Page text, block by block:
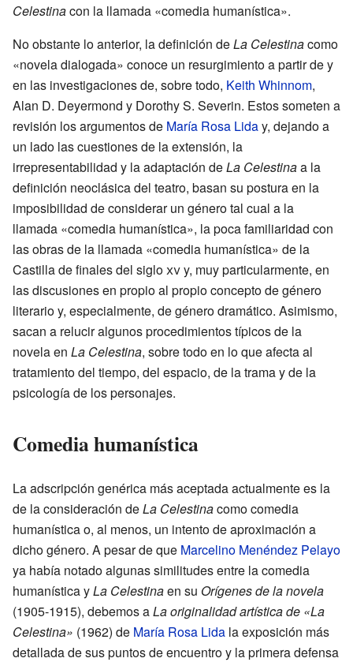
Celestinacon la llamada «comedia humanística».
No obstante lo anterior, la definición deLa Celestinacomo
«novela dialogada» conoce un resurgimiento a partir de y
en las investigaciones de, sobre todo, Keith Whinnom,
Alan D. Deyermond y Dorothy S. Severin. Estos someten a
revisión los argumentos de María Rosa Liday, dejando a
un lado las cuestiones de la extensión, la
irrepresentabilidad y la adaptación deLa Celestinaa la
definición neoclásica del teatro, basan su postura en la
imposibilidad de considerar un género tal cual a la
llamada «comedia humanística», la poca familiaridad con
las obras de la llamada «comedia humanística» de la
Castilla de finales del sigloxvy, muy particularmente, en
las discusiones en propio al propio concepto de género
literario y, especialmente, de género dramático. Asimismo,
sacan a relucir algunos procedimientos típicos de la
novela en La Celestina, sobre todo en lo que afecta al
tratamiento del tiempo, del espacio, de la trama y de la
psicología de los personajes.
Comedia humanística
La adscripción genérica más aceptada actualmente es la
de la consideración deLa Celestinacomo comedia
humanística o, al menos, un intento de aproximación a
dicho género. A pesar de que Marcelino Menéndez Pelayo
ya había notado algunas similitudes entre la comedia
humanística yLa Celestinaen su Orígenes de la novela
(1905-1915), debemos aLa originalidad artística de «La
Celestina» (1962) de María Rosa Lida la exposición más
detallada de sus puntos de encuentro y la primera defensa